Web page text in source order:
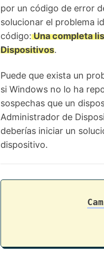
por un código de error
solucionar el problema
código:Una completa
Dispositivos.
Puede que exista un
si Windows no lo ha
sospechas que un
Administrador de
deberías iniciar un
dispositivo.